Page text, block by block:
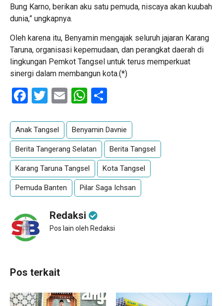
Bung Karno, berikan aku satu pemuda, niscaya akan kuubah
dunia,” ungkapnya.
Oleh karena itu, Benyamin mengajak seluruh jajaran Karang
Taruna, organisasi kepemudaan, dan perangkat daerah di
lingkungan Pemkot Tangsel untuk terus memperkuat
sinergi dalam membangun kota.(*)
Facebook
Twitter
EmailWhatsApp
Anak Tangsel Benyamin Davnie
Berita Tangerang Selatan Berita Tangsel
Karang Taruna Tangsel Kota Tangsel
Pemuda Banten Pilar Saga Ichsan
Redaksi
Pos lain oleh Redaksi
Pos terkait